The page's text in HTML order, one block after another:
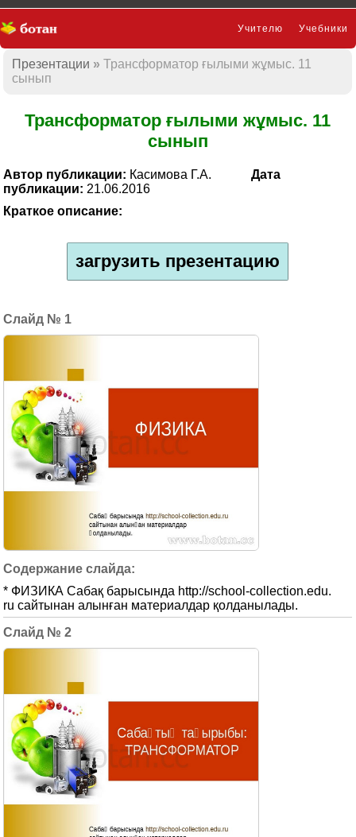
Учебники
Учителю
Презентации
Презентации
Трансформатор ғылыми жұмыс. 11
сынып
Трансформатор ғылыми жұмыс. 11
сынып
Автор публикации: Касимова Г.А.
Дата
публикации: 21.06.2016
Краткое описание:
загрузить презентацию
1
* ФИЗИКА Сабақ барысында http://school-collection.edu.
ru сайтынан алынған материалдар қолданылады.
2